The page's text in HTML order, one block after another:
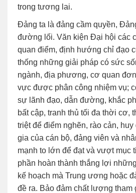
trong tương lai.
Đảng ta là đảng cầm quyền,
đường lối. Văn kiện Đại hội các
quan điểm, định hướng chỉ đạo
thống những giải pháp có sức
ngành, địa phương, cơ quan
vực được phân công nhiệm vụ;
sự lãnh đạo, dẫn đường, khắc
bất cập, tranh thủ tối đa thời cơ,
triệt để điểm nghẽn, rào cản,
gia của cán bộ, đảng viên và
mạnh to lớn để đạt và vượt mục
phần hoàn thành thắng lợi
kế hoạch mà Trung ương hoặc
đề ra. Bảo đảm chất lượng tham